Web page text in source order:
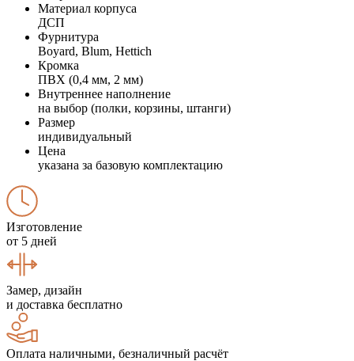
Материал корпуса
ДСП
Фурнитура
Boyard, Blum, Hettich
Кромка
ПВХ (0,4 мм, 2 мм)
Внутреннее наполнение
на выбор (полки, корзины, штанги)
Размер
индивидуальный
Цена
указана за базовую комплектацию
Изготовление
от 5 дней
Замер, дизайн
и доставка бесплатно
Оплата наличными, безналичный расчёт